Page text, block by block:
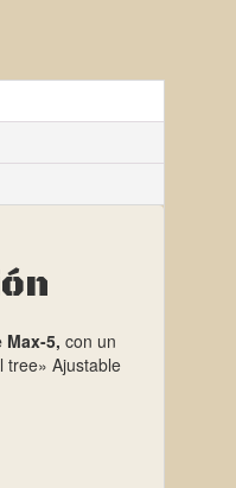
5, con un
tree» Ajustable